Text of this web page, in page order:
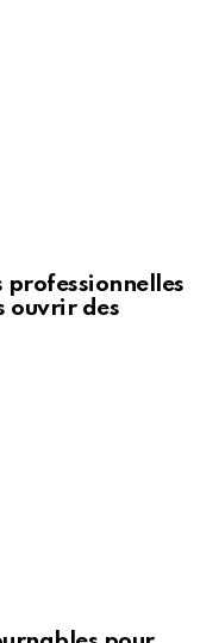
professionnelles
ouvrir des